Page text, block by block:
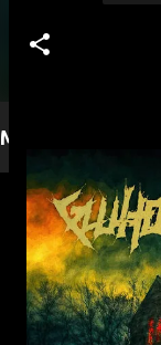
Mer läsning